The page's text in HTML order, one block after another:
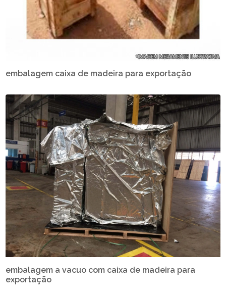
embalagem caixa de madeira para exportação
embalagem a vacuo com caixa de madeira para
exportação